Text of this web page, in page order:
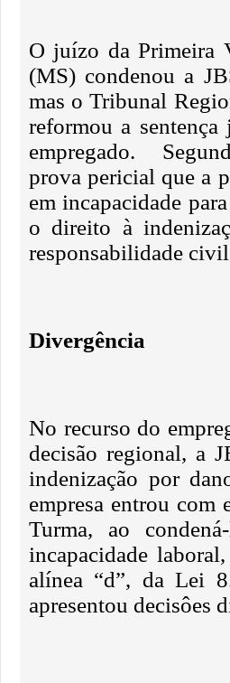
O juízo da Primeira
(MS) condenou a
mas o Tribunal
reformou a
empregado.
prova pericial que a
em incapacidade
o direito à
responsabilidade
Divergência
No recurso do
decisão regional, a
indenização por
empresa entrou com
Turma, ao
incapacidade
alínea “d”, da Lei
apresentou decisôes